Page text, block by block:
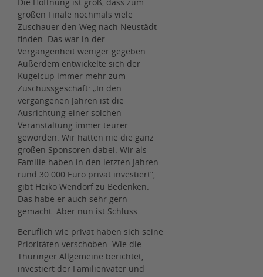
großen Finale nochmals viele
Zuschauer den Weg nach Neustädt
finden. Das war in der
Vergangenheit weniger gegeben.
Außerdem entwickelte sich der
Kugelcup immer mehr zum
Zuschussgeschäft: „In den
vergangenen Jahren ist die
Ausrichtung einer solchen
Veranstaltung immer teurer
geworden. Wir hatten nie die ganz
großen Sponsoren dabei. Wir als
Familie haben in den letzten Jahren
rund 30.000 Euro privat investiert“,
gibt Heiko Wendorf zu Bedenken.
Das habe er auch sehr gern
gemacht. Aber nun ist Schluss.
Beruflich wie privat haben sich seine
Prioritäten verschoben. Wie die
Thüringer Allgemeine berichtet,
investiert der Familienvater und